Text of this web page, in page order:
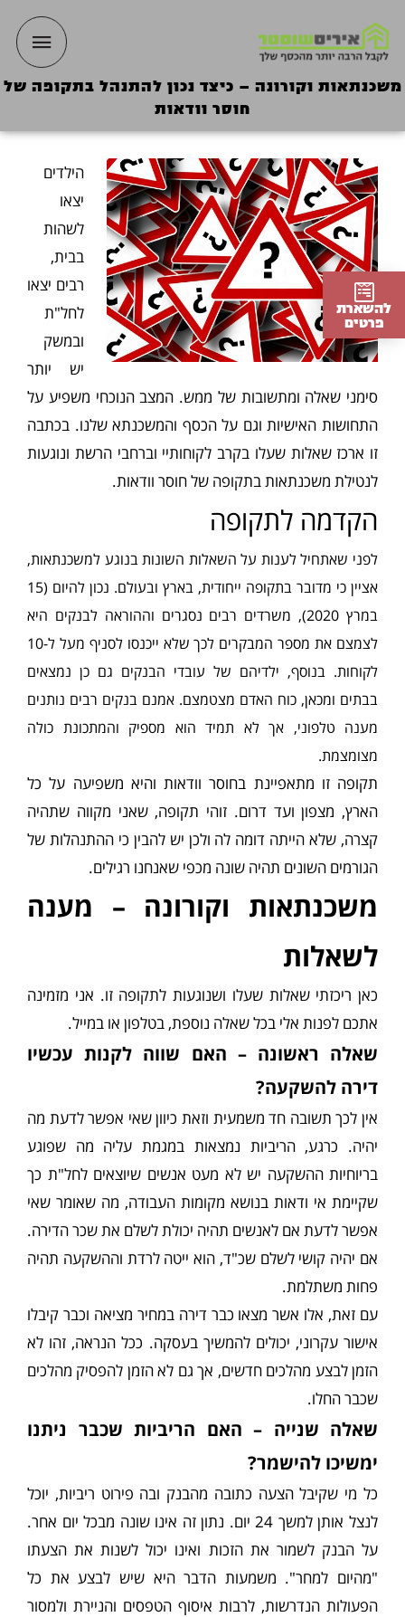
לתוכן
ראשי
משכנתאות וקורונה – כיצד נכון להתנהל בתקופה של
חוסר וודאות
הילדים
יצאו
לשהות
בבית,
רבים יצאו
לחל"ת
ובמשק
יש יותר
סימני שאלה ומתשובות של ממש. המצב הנוכחי משפיע על
התחושות האישיות וגם על הכסף והמשכנתא שלנו. בכתבה
זו ארכז שאלות שעלו בקרב לקוחותיי וברחבי הרשת ונוגעות
לנטילת משכנתאות בתקופה של חוסר וודאות.
הקדמה לתקופה
לפני שאתחיל לענות על השאלות השונות בנוגע למשכנתאות,
אציין כי מדובר בתקופה ייחודית, בארץ ובעולם. נכון להיום (15
במרץ 2020), משרדים רבים נסגרים וההוראה לבנקים היא
לצמצם את מספר המבקרים לכך שלא ייכנסו לסניף מעל ל-10
לקוחות. בנוסף, ילדיהם של עובדי הבנקים גם כן נמצאים
בבתים ומכאן, כוח האדם מצטמצם. אמנם בנקים רבים נותנים
מענה טלפוני, אך לא תמיד הוא מספיק והמתכונת כולה
מצומצמת.
תקופה זו מתאפיינת בחוסר וודאות והיא משפיעה על כל
הארץ, מצפון ועד דרום. זוהי תקופה, שאני מקווה שתהיה
קצרה, שלא הייתה דומה לה ולכן יש להבין כי ההתנהלות של
הגורמים השונים תהיה שונה מכפי שאנחנו רגילים.
משכנתאות וקורונה – מענה
לשאלות
כאן ריכזתי שאלות שעלו ושנוגעות לתקופה זו. אני מזמינה
אתכם לפנות אלי בכל שאלה נוספת, בטלפון או במייל.
שאלה ראשונה – האם שווה לקנות עכשיו
דירה להשקעה?
אין לכך תשובה חד משמעית וזאת כיוון שאי אפשר לדעת מה
יהיה. כרגע, הריביות נמצאות במגמת עליה מה שפוגע
בריוחיות ההשקעה יש לא מעט אנשים שיוצאים לחל"ת כך
שקיימת אי ודאות בנושא מקומות העבודה, מה שאומר שאי
אפשר לדעת אם לאנשים תהיה יכולת לשלם את שכר הדירה.
אם יהיה קושי לשלם שכ"ד, הוא ייטה לרדת וההשקעה תהיה
פחות משתלמת.
עם זאת, אלו אשר מצאו כבר דירה במחיר מציאה וכבר קיבלו
אישור עקרוני, יכולים להמשיך בעסקה. ככל הנראה, זהו לא
הזמן לבצע מהלכים חדשים, אך גם לא הזמן להפסיק מהלכים
שכבר החלו.
שאלה שנייה – האם הריביות שכבר ניתנו
ימשיכו להישמר?
כל מי שקיבל הצעה כתובה מהבנק ובה פירוט ריביות, יוכל
לנצל אותן למשך 24 יום. נתון זה אינו שונה מבכל יום אחר.
על הבנק לשמור את הזכות ואינו יכול לשנות את הצעתו
"מהיום למחר". משמעות הדבר היא שיש לבצע את כל
הפעולות הנדרשות, לרבות איסוף הטפסים והניירת ולמסור
להשארת
פרטים